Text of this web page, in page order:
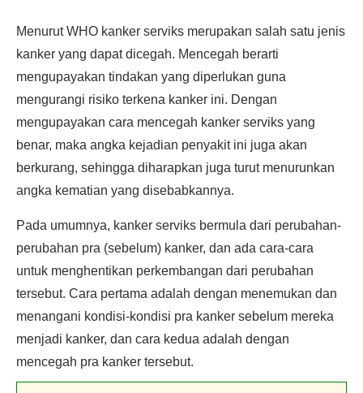
Menurut WHO kanker serviks merupakan salah satu jenis
kanker yang dapat dicegah. Mencegah berarti
mengupayakan tindakan yang diperlukan guna
mengurangi risiko terkena kanker ini. Dengan
mengupayakan cara mencegah kanker serviks yang
benar, maka angka kejadian penyakit ini juga akan
berkurang, sehingga diharapkan juga turut menurunkan
angka kematian yang disebabkannya.
Pada umumnya, kanker serviks bermula dari perubahan-
perubahan pra (sebelum) kanker, dan ada cara-cara
untuk menghentikan perkembangan dari perubahan
tersebut. Cara pertama adalah dengan menemukan dan
menangani kondisi-kondisi pra kanker sebelum mereka
menjadi kanker, dan cara kedua adalah dengan
mencegah pra kanker tersebut.